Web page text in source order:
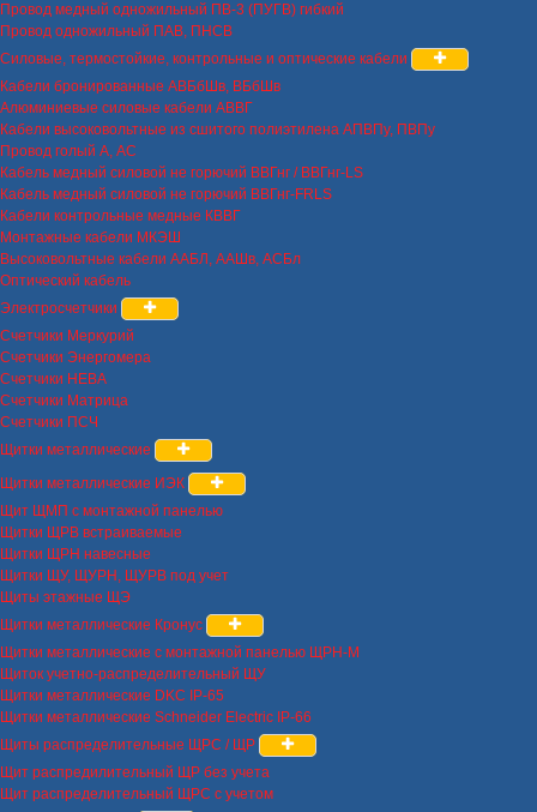
Провод медный одножильный ПВ-3 (ПУГВ) гибкий
Провод одножильный ПАВ, ПНСВ
Силовые, термостойкие, контрольные и оптические кабели
Кабели бронированные АВБбШв, ВБбШв
Алюминиевые силовые кабели АВВГ
Кабели высоковольтные из сшитого полиэтилена АПВПу, ПВПу
Провод голый А, АС
Кабель медный силовой не горючий ВВГнг / ВВГнг-LS
Кабель медный силовой не горючий ВВГнг-FRLS
Кабели контрольные медные КВВГ
Монтажные кабели МКЭШ
Высоковольтные кабели ААБЛ, ААШв, АСБл
Оптический кабель
Электросчетчики
Счетчики Меркурий
Счетчики Энергомера
Счетчики НЕВА
Счетчики Матрица
Счетчики ПСЧ
Щитки металлические
Щитки металлические ИЭК
Щит ЩМП с монтажной панелью
Щитки ЩРВ встраиваемые
Щитки ЩРН навесные
Щитки ЩУ, ЩУРН, ЩУРВ под учет
Щиты этажные ЩЭ
Щитки металлические Кронус
Щитки металлические с монтажной панелью ЩРН-М
Щиток учетно-распределительный ЩУ
Щитки металлические DKC IP-65
Щитки металлические Schneider Electric IP-66
Щиты распределительные ЩРС / ЩР
Щит распредилительный ЩР без учета
Щит распределительный ЩРС с учетом